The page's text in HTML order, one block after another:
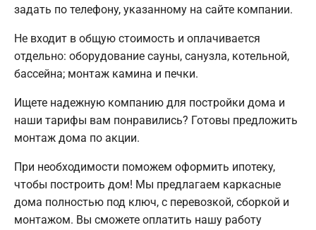
задать по телефону, указанному на сайте компании.
Не входит в общую стоимость и оплачивается
отдельно: оборудование сауны, санузла, котельной,
бассейна; монтаж камина и печки.
Ищете надежную компанию для постройки дома и
наши тарифы вам понравились? Готовы предложить
монтаж дома по акции.
При необходимости поможем оформить ипотеку,
чтобы построить дом! Мы предлагаем каркасные
дома полностью под ключ, с перевозкой, сборкой и
монтажом. Вы сможете оплатить нашу работу